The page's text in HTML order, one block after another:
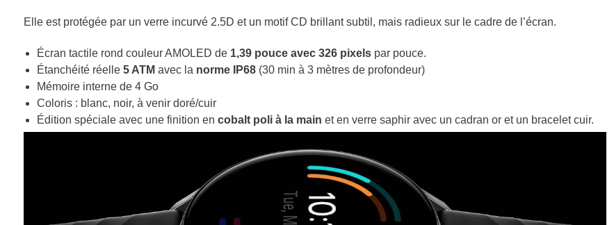
Elle est protégée par un verre incurvé 2.5D et un motif CD brillant subtil, mais radieux sur le cadre de l’écran.
Écran tactile rond couleur AMOLED de1,39 pouce avec 326 pixelspar pouce.
Étanchéité réelle 5 ATM avec la norme IP68 (30 min à 3 mètres de profondeur)
Mémoire interne de 4 Go
Coloris : blanc, noir, à venir doré/cuir
Édition spéciale avec une finition en cobalt poli à la main et en verre saphir avec un cadran or et un bracelet cuir.